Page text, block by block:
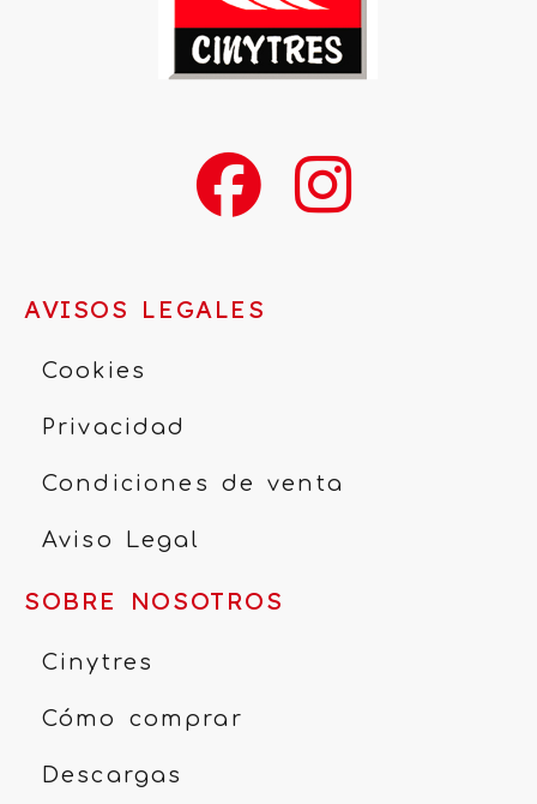
AVISOS LEGALES
Cookies
Privacidad
Condiciones de venta
Aviso Legal
SOBRE NOSOTROS
Cinytres
Cómo comprar
Descargas